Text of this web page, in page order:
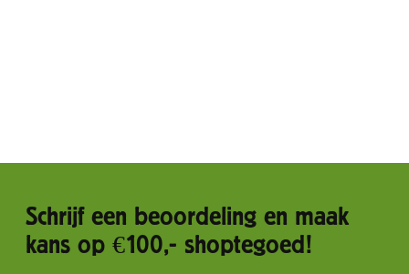
Schrijf een beoordeling en maak
kans op €100,- shoptegoed!